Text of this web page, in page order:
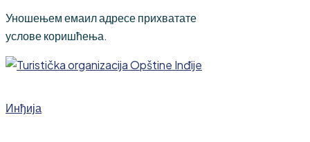
Уношењем емаил адресе прихватате
услове коришћења.
Инђија